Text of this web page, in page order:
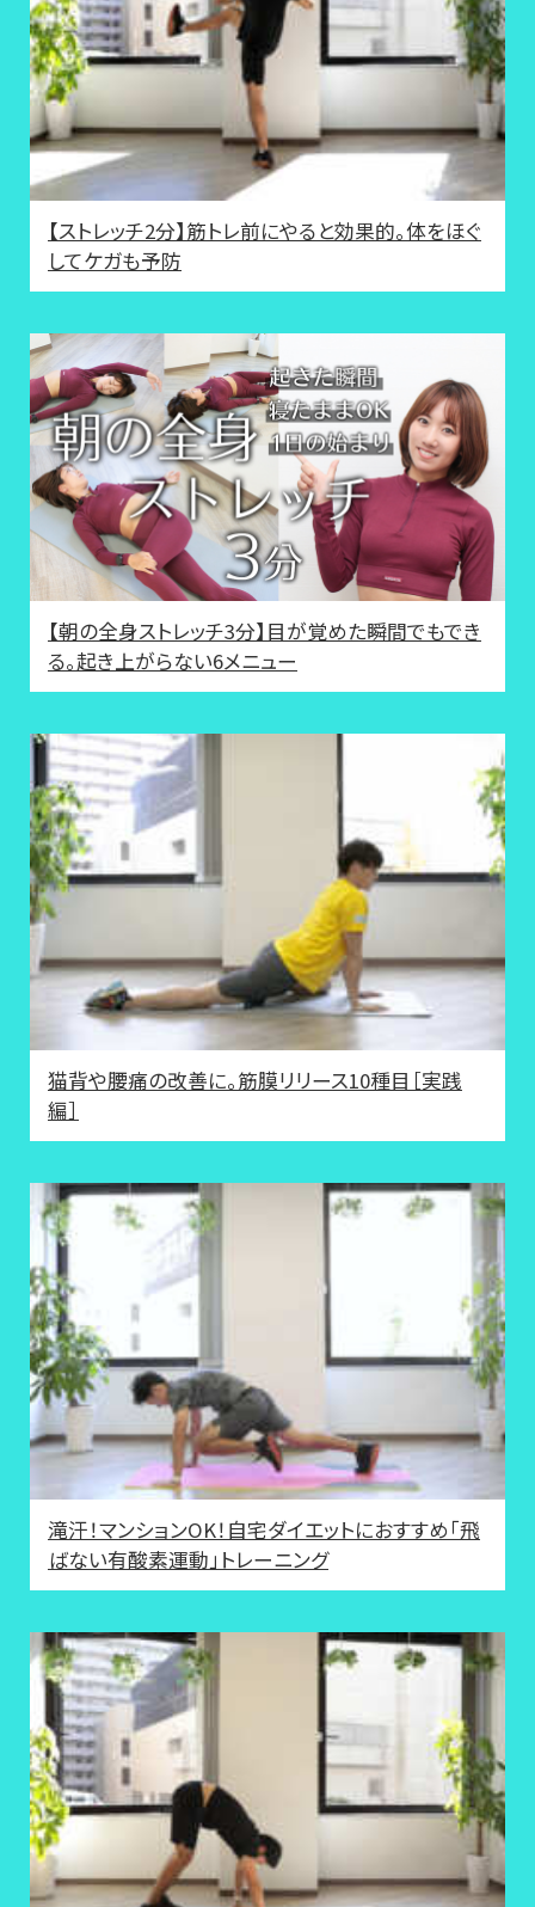
【ストレッチ2分】筋トレ前にやると効果的。体をほぐ
してケガも予防
【朝の全身ストレッチ3分】目が覚めた瞬間でもでき
る。起き上がらない6メニュー
猫背や腰痛の改善に。筋膜リリース10種目［実践
編］
滝汗！マンションOK！自宅ダイエットにおすすめ「飛
ばない有酸素運動」トレーニング